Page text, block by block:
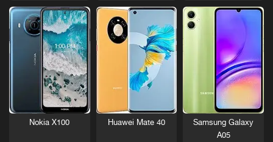
Samsung Galaxy
A05
Huawei Mate 40
Nokia X100